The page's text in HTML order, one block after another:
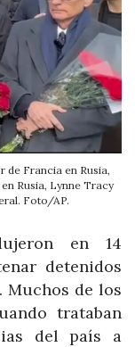
Francia en Rusia,
Rusia, Lynne Tracy
Foto/AP.
en 14
detenidos
Muchos de los
trataban
del país a